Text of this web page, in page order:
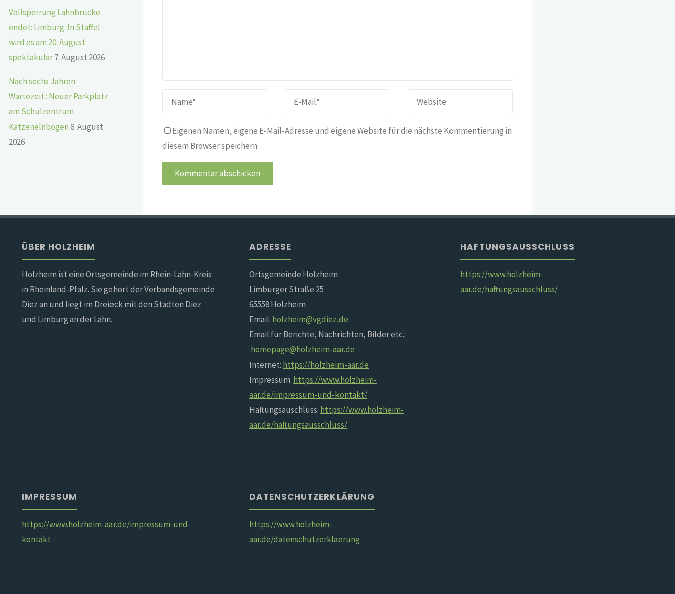
Eigenen Namen, eigene E-Mail-Adresse und eigene Website für die nächste Kommentierung in
diesem Browser speichern.
Vollsperrung Lahnbrücke
endet: Limburg: In Staffel
wird es am 20. August
spektakulär7. August 2026
Nach sechs Jahren
Wartezeit : Neuer Parkplatz
am Schulzentrum
Katzenelnbogen6. August
2026
ÜBER HOLZHEIM
Holzheim ist eine Ortsgemeinde im Rhein-Lahn-Kreis
in Rheinland-Pfalz. Sie gehört der Verbandsgemeinde
Diez an und liegt im Dreieck mit den Städten Diez
und Limburg an der Lahn.
ADRESSE
Ortsgemeinde Holzheim
Limburger Straße 25
65558 Holzheim
Email: holzheim@vgdiez.de
Email für Berichte, Nachrichten, Bilder etc.:
homepage@holzheim-aar.de
Internet: https://holzheim-aar.de
Impressum: https://www.holzheim-
aar.de/impressum-und-kontakt/
Haftungsauschluss: https://www.holzheim-
aar.de/haftungsausschluss/
HAFTUNGSAUSSCHLUSS
https://www.holzheim-
aar.de/haftungsausschluss/
IMPRESSUM
https://www.holzheim-aar.de/impressum-und-
kontakt
DATENSCHUTZERKLÄRUNG
https://www.holzheim-
aar.de/datenschutzerklaerung